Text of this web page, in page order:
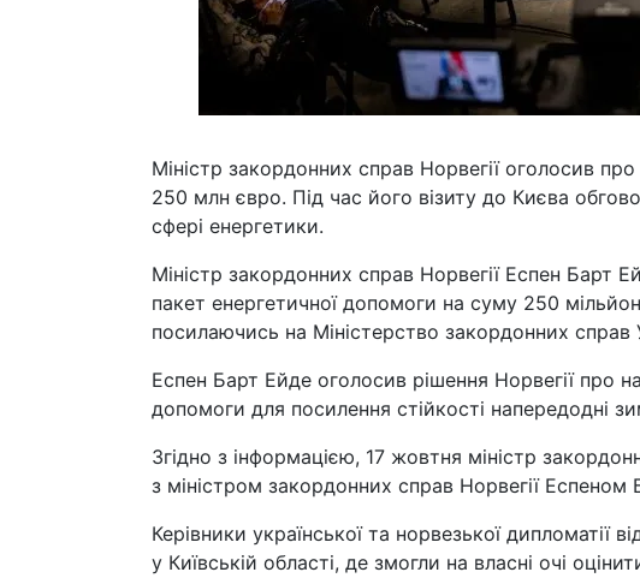
Міністр закордонних справ Норвегії оголосив
250 млн євро. Під час його візиту до Києва
сфері енергетики.
Міністр закордонних справ Норвегії Еспен Барт
пакет енергетичної допомоги на суму 250
посилаючись на Міністерство закордонних справ
Еспен Барт Ейде оголосив рішення Норвегії про
допомоги для посилення стійкості напередодні
Згідно з інформацією, 17 жовтня міністр
з міністром закордонних справ Норвегії Еспеном
Керівники української та норвезької дипломатії
у Київській області, де змогли на власні очі